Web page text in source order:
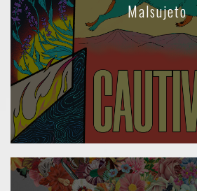
Malsujeto